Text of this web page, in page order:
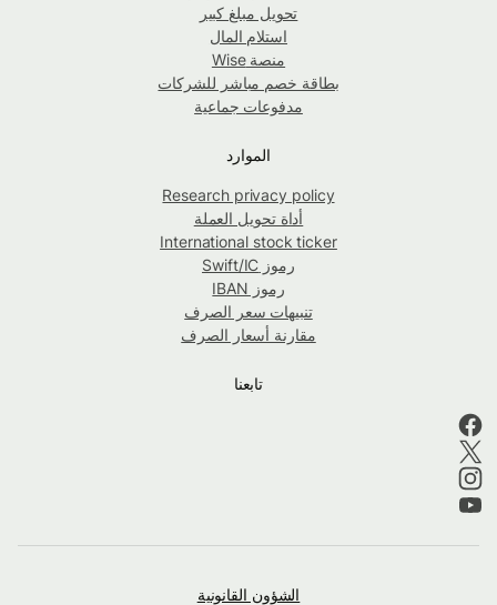
تحويل مبلغ كبير
استلام المال
منصة Wise
بطاقة خصم مباشر للشركات
مدفوعات جماعية
الموارد
Research privacy policy
أداة تحويل العملة
International stock ticker
رموز Swift/IC
رموز IBAN
تنبيهات سعر الصرف
مقارنة أسعار الصرف
تابعنا
الشؤون القانونية